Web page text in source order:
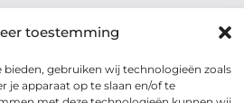
toestemming
gebruiken wij technologieën zoals
je apparaat op te slaan en/of te